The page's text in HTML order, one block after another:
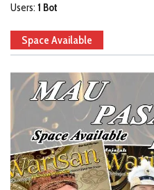
Users: 1 Bot
Space Available